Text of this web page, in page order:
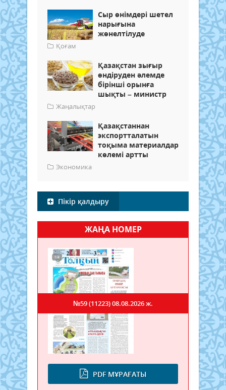
Сыр өнімдері шетел
нарығына
жөнелтілуде
Қоғам
Қазақстан зығыр
өндіруден әлемде
бірінші орынға
шықты – министр
Жаңалықтар
Қазақстаннан
экспортталатын
тоқыма материалдар
көлемі артты
Экономика
Пікір қалдыру
ЖАҢА НОМЕР
PDF МҰРАҒАТЫ
№59 (11223)08.08.2026 ж.